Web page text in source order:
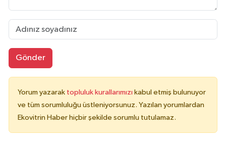
Gönder
Yorum yazarak topluluk kurallarımızı kabul etmiş bulunuyor
ve tüm sorumluluğu üstleniyorsunuz. Yazılan yorumlardan
Ekovitrin Haber hiçbir şekilde sorumlu tutulamaz.